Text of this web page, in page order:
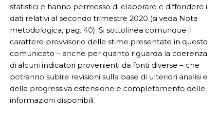
statistici e hanno permesso di elaborare e diffondere i
dati relativi al secondo trimestre 2020 (si veda Nota
metodologica, pag. 40). Si sottolinea comunque il
carattere provvisorio delle stime presentate in questo
comunicato – anche per quanto riguarda la coerenza
di alcuni indicatori provenienti da fonti diverse – che
potranno subire revisioni sulla base di ulteriori analisi e
della progressiva estensione e completamento delle
informazioni disponibili.